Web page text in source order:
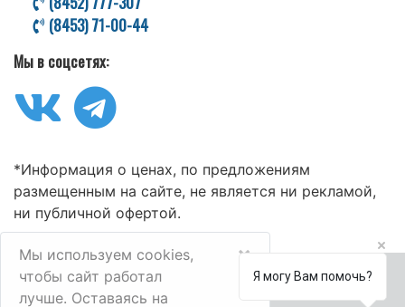
(8453) 71-00-44
Мы в соцсетях:
*Информация о ценах, по предложениям
размещенным на сайте, не является ни рекламой,
ни публичной офертой.
Мы используем cookies,
чтобы сайт работал
лучше. Оставаясь на
×
Я могу Вам помочь?